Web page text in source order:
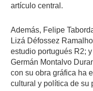
artículo central.
Además, Felipe
Lizá Défossez
estudio portugués R2;
Germán Montalvo
con su obra gráfica ha
cultural y política de su